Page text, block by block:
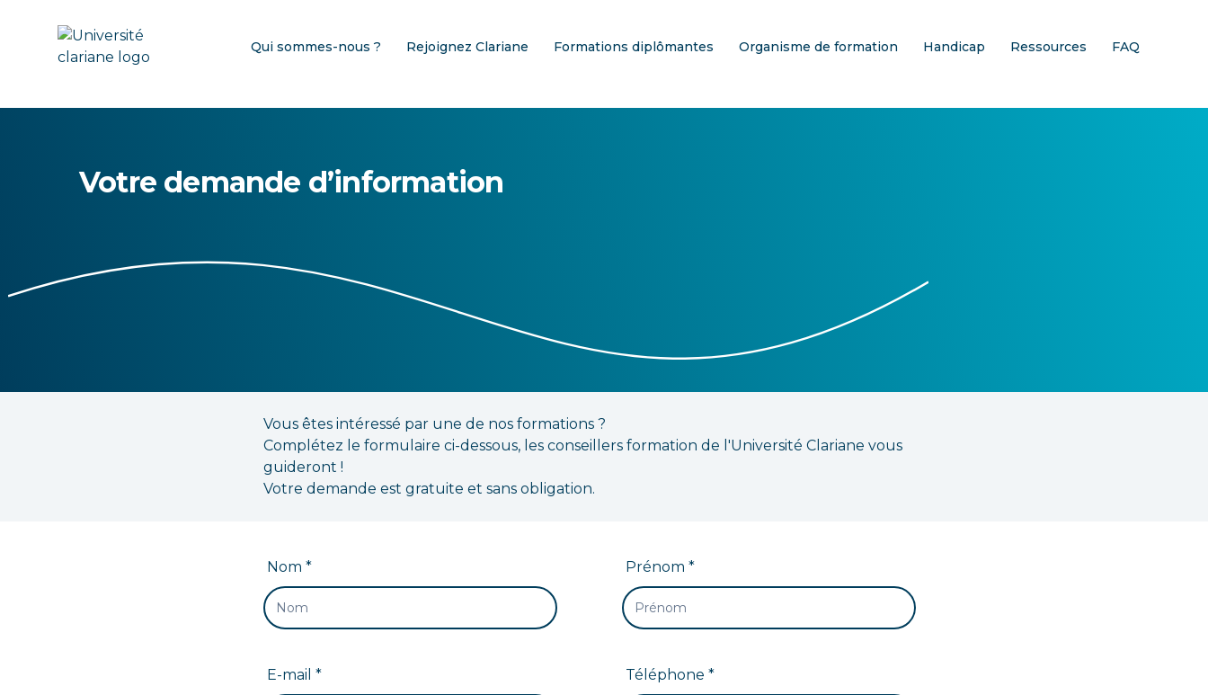
Qui sommes-nous ? Rejoignez Clariane Formations diplômantes Organisme de formation Handicap Ressources FAQ
Votre demande d’information
Vous êtes intéressé par une de nos formations ?
Complétez le formulaire ci-dessous, les conseillers formation de l'Université Clariane vous
guideront !
Votre demande est gratuite et sans obligation.
Nom * Prénom *
E-mail * Téléphone *